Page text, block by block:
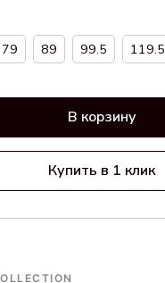
79 89 99.5 119.5
В корзину
Купить в 1 клик